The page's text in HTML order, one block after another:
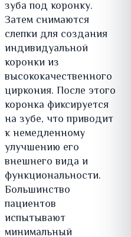
зуба под коронку.
Затем снимаются
слепки для создания
индивидуальной
коронки из
высококачественного
циркония. После этого
коронка фиксируется
на зубе, что приводит
к немедленному
улучшению его
внешнего вида и
функциональности.
Большинство
пациентов
испытывают
минимальный